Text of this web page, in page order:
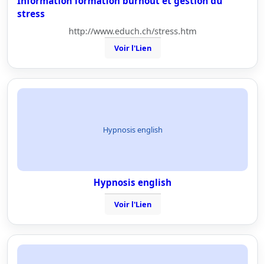
stress
http://www.educh.ch/stress.htm
Voir l'Lien
Hypnosis english
Hypnosis english
Voir l'Lien